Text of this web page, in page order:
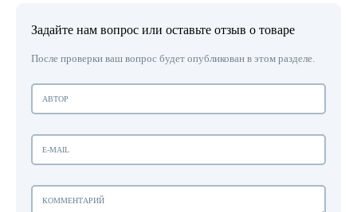
Задайте нам вопрос или оставьте отзыв о товаре
После проверки ваш вопрос будет опубликован в этом разделе.